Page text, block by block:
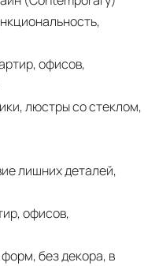
офисов,
люстры со стеклом,
лишних деталей,
офисов,
без декора, в